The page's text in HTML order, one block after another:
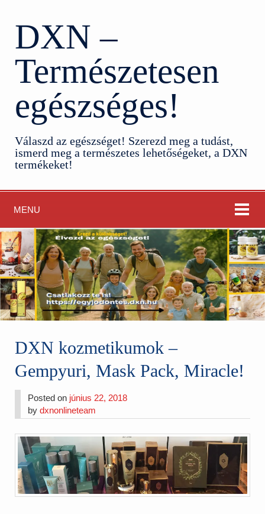
DXN –
Természetesen
egészséges!
Válaszd az egészséget! Szerezd meg a tudást,
ismerd meg a természetes lehetőségeket, a DXN
termékeket!
MENU
DXN kozmetikumok –
Gempyuri, Mask Pack, Miracle!
Posted on június 22, 2018
bydxnonlineteam